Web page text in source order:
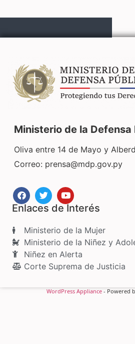
Ministerio de la Defensa
Oliva entre 14 de Mayo y
Correo: prensa@mdp.gov.py
Enlaces de Interés
Ministerio de la Mujer
Ministerio de la Niñez y
Niñez en Alerta
Corte Suprema de Justicia
WordPress Appliance - Powered